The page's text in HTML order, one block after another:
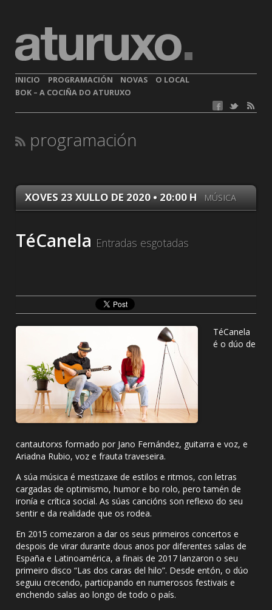
INICIO PROGRAMACIÓN NOVAS
O LOCAL
BOK – A COCIÑA DO ATURUXO
programación
XOVES 23 XULLO DE 2020 • 20:00 H MÚSICA
TéCanela Entradas esgotadas
TéCanela
é o dúo de
cantautorxs formado por Jano Fernández, guitarra e voz, e
Ariadna Rubio, voz e frauta traveseira.
A súa música é mestizaxe de estilos e ritmos, con letras
cargadas de optimismo, humor e bo rolo, pero tamén de
ironía e crítica social. As súas cancións son reflexo do seu
sentir e da realidade que os rodea.
En 2015 comezaron a dar os seus primeiros concertos e
despois de virar durante dous anos por diferentes salas de
España e Latinoamérica, a finais de 2017 lanzaron o seu
primeiro disco “Las dos caras del hilo”. Desde entón, o dúo
seguiu crecendo, participando en numerosos festivais e
enchendo salas ao longo de todo o país.